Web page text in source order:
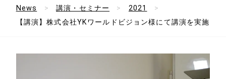
News 講演・セミナー
2021
【講演】株式会社YKワールドビジョン様にて講演を実施